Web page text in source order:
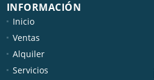
INFORMACIÓN
Inicio
Ventas
Alquiler
Servicios